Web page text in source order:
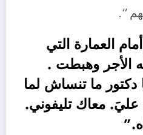
“.
العمارة التي
الأجر وهبطت .
دكتور ما تنساش لما
معاك تليفوني.